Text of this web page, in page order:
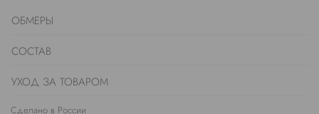
ОБМЕРЫ
СОСТАВ
УХОД ЗА ТОВАРОМ
Сделано в России